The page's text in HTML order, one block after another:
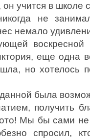
учится в школе
не
немало
еще одна
но хотелось
была
получить
Мы бы сами не
спросил,